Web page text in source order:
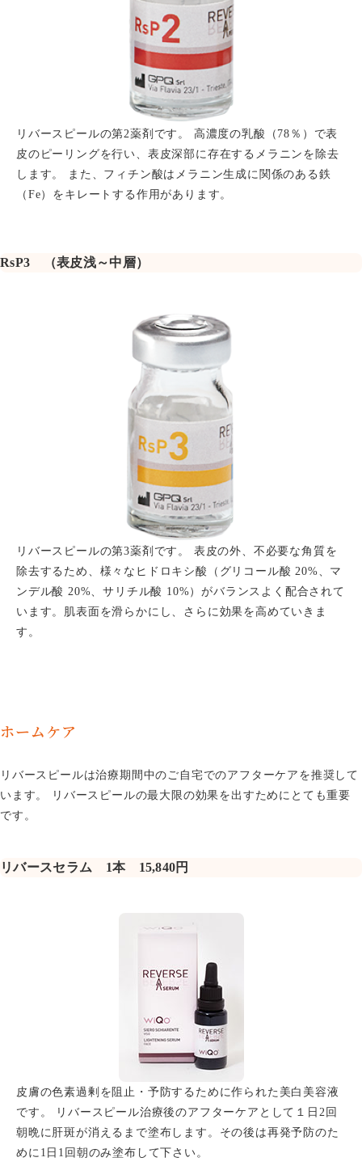
リバースピールの第2薬剤です。 高濃度の乳酸（78％）で表
皮のピーリングを行い、表皮深部に存在するメラニンを除去
します。 また、フィチン酸はメラニン生成に関係のある鉄
（Fe）をキレートする作用があります。
RsP3 （表皮浅～中層）
リバースピールの第3薬剤です。 表皮の外、不必要な角質を
除去するため、様々なヒドロキシ酸（グリコール酸 20%、マ
ンデル酸 20%、サリチル酸 10%）がバランスよく配合されて
います。肌表面を滑らかにし、さらに効果を高めていきま
す。
ホームケア
リバースピールは治療期間中のご自宅でのアフターケアを推奨して
います。 リバースピールの最大限の効果を出すためにとても重要
です。
リバースセラム 1本 15,840円
皮膚の色素過剰を阻止・予防するために作られた美白美容液
です。 リバースピール治療後のアフターケアとして１日2回
朝晩に肝斑が消えるまで塗布します。その後は再発予防のた
めに1日1回朝のみ塗布して下さい。